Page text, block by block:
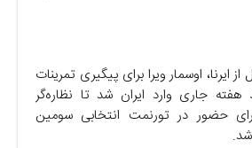
ایرنا، اوسمار ویرا برای پیگیری تمرینات
جاری وارد ایران شد تا نظاره‌گر
حضور در تورنمت انتخابی سومین